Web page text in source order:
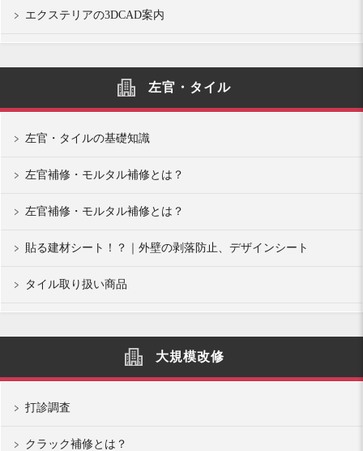
エクステリアの3DCAD案内
左官・タイル
左官・タイルの基礎知識
左官補修・モルタル補修とは？
左官補修・モルタル補修とは？
貼る建材シート！？｜外壁の剥落防止、デザインシート
タイル取り扱い商品
大規模改修
打診調査
クラック補修とは？